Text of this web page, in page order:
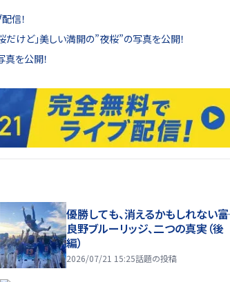
信！
だけど」美しい満開の”夜桜”の写真を公開！
を公開！
優勝しても、消えるかもしれない――富
良野ブルーリッジ、二つの真実（後
編）
2026/07/21 15:25話題の投稿